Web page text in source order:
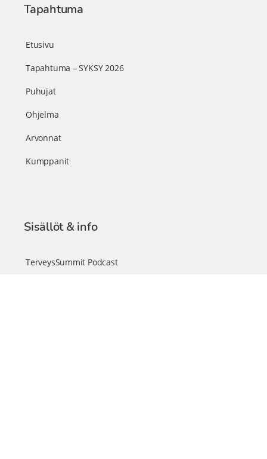
Tapahtuma
Etusivu
Tapahtuma – SYKSY 2026
Puhujat
Ohjelma
Arvonnat
Kumppanit
Sisällöt & info
TerveysSummit Podcast